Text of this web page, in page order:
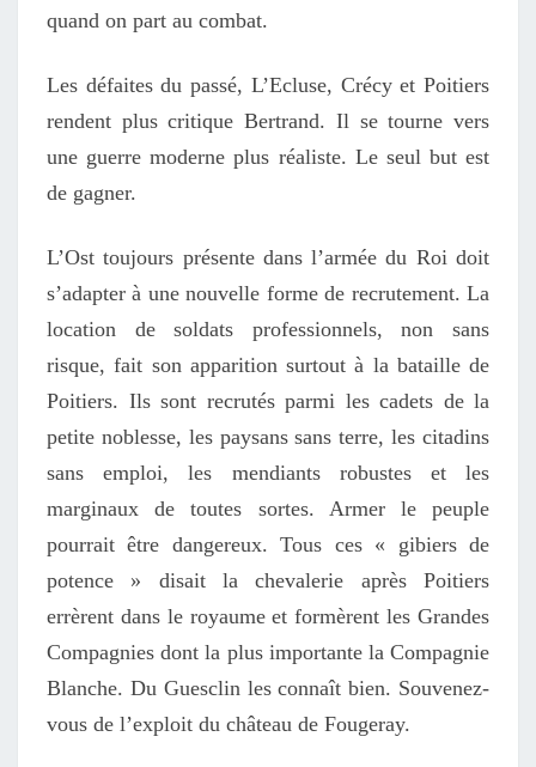
quand on part au combat.
Les défaites du passé, L’Ecluse, Crécy et Poitiers
rendent plus critique Bertrand. Il se tourne vers
une guerre moderne plus réaliste. Le seul but est
de gagner.
L’Ost toujours présente dans l’armée du Roi doit
s’adapter à une nouvelle forme de recrutement. La
location de soldats professionnels, non sans
risque, fait son apparition surtout à la bataille de
Poitiers. Ils sont recrutés parmi les cadets de la
petite noblesse, les paysans sans terre, les citadins
sans emploi, les mendiants robustes et les
marginaux de toutes sortes. Armer le peuple
pourrait être dangereux. Tous ces « gibiers de
potence » disait la chevalerie après Poitiers
errèrent dans le royaume et formèrent les Grandes
Compagnies dont la plus importante la Compagnie
Blanche. Du Guesclin les connaît bien. Souvenez-
vous de l’exploit du château de Fougeray.